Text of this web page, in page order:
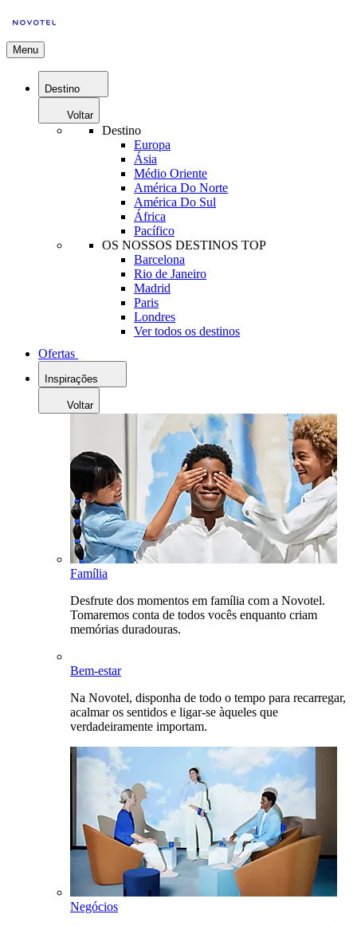
Menu
Destino
Voltar
Destino
Europa
Ásia
Médio Oriente
América Do Norte
América Do Sul
África
Pacífico
OS NOSSOS DESTINOS TOP
Barcelona
Rio de Janeiro
Madrid
Paris
Londres
Ver todos os destinos
Ofertas
Inspirações
Voltar
Família
Desfrute dos momentos em família com a Novotel.
Tomaremos conta de todos vocês enquanto criam
memórias duradouras.
Bem-estar
Na Novotel, disponha de todo o tempo para recarregar,
acalmar os sentidos e ligar-se àqueles que
verdadeiramente importam.
Negócios